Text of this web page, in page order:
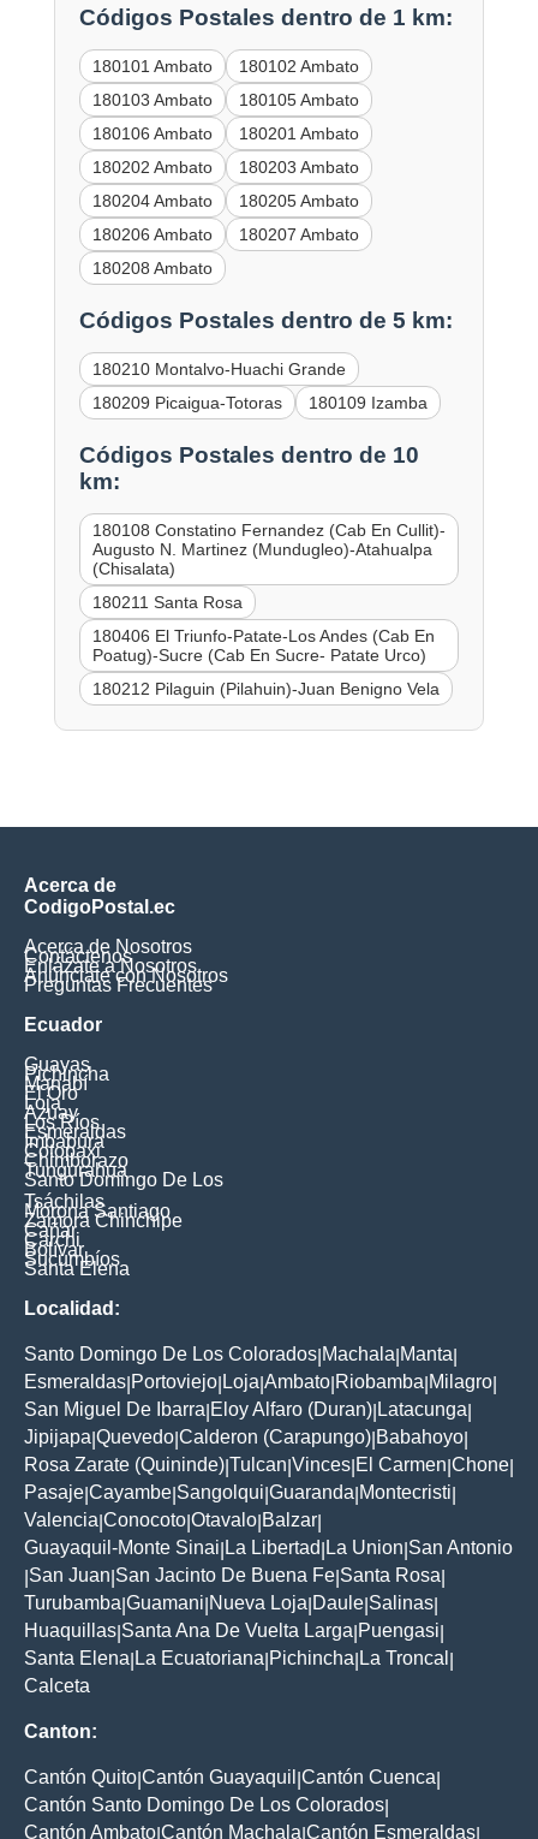
Códigos Postales dentro de 1 km:
180101 Ambato
180102 Ambato
180103 Ambato
180105 Ambato
180106 Ambato
180201 Ambato
180202 Ambato
180203 Ambato
180204 Ambato
180205 Ambato
180206 Ambato
180207 Ambato
180208 Ambato
Códigos Postales dentro de 5 km:
180210 Montalvo-Huachi Grande
180209 Picaigua-Totoras
180109 Izamba
Códigos Postales dentro de 10
km:
180108 Constatino Fernandez (Cab En Cullit)-
Augusto N. Martinez (Mundugleo)-Atahualpa
(Chisalata)
180211 Santa Rosa
180406 El Triunfo-Patate-Los Andes (Cab En
Poatug)-Sucre (Cab En Sucre- Patate Urco)
180212 Pilaguin (Pilahuin)-Juan Benigno Vela
Acerca de
CodigoPostal.ec
Acerca de Nosotros
Contáctenos
Enlázate a Nosotros
Anúnciate con Nosotros
Preguntas Frecuentes
Ecuador
Guayas
Pichincha
Manabí
El Oro
Loja
Azuay
Los Ríos
Esmeraldas
Imbabura
Cotopaxi
Chimborazo
Tungurahua
Santo Domingo De Los
Tsáchilas
Morona Santiago
Zamora Chinchipe
Cañar
Carchi
Bolívar
Sucumbíos
Santa Elena
Localidad:
Santo Domingo De Los Colorados Machala Manta
Esmeraldas Portoviejo Loja Ambato Riobamba Milagro
San Miguel De Ibarra Eloy Alfaro (Duran) Latacunga
Jipijapa Quevedo Calderon (Carapungo) Babahoyo
Rosa Zarate (Quininde) Tulcan Vinces El Carmen Chone
Pasaje Cayambe Sangolqui Guaranda Montecristi
Valencia Conocoto Otavalo Balzar
Guayaquil-Monte Sinai La Libertad La Union San Antonio
San Juan San Jacinto De Buena Fe Santa Rosa
Turubamba Guamani Nueva Loja Daule Salinas
Huaquillas Santa Ana De Vuelta Larga Puengasi
Santa Elena La Ecuatoriana Pichincha La Troncal
Calceta
Canton:
Cantón Quito Cantón Guayaquil Cantón Cuenca
Cantón Santo Domingo De Los Colorados
Cantón Ambato Cantón Machala Cantón Esmeraldas